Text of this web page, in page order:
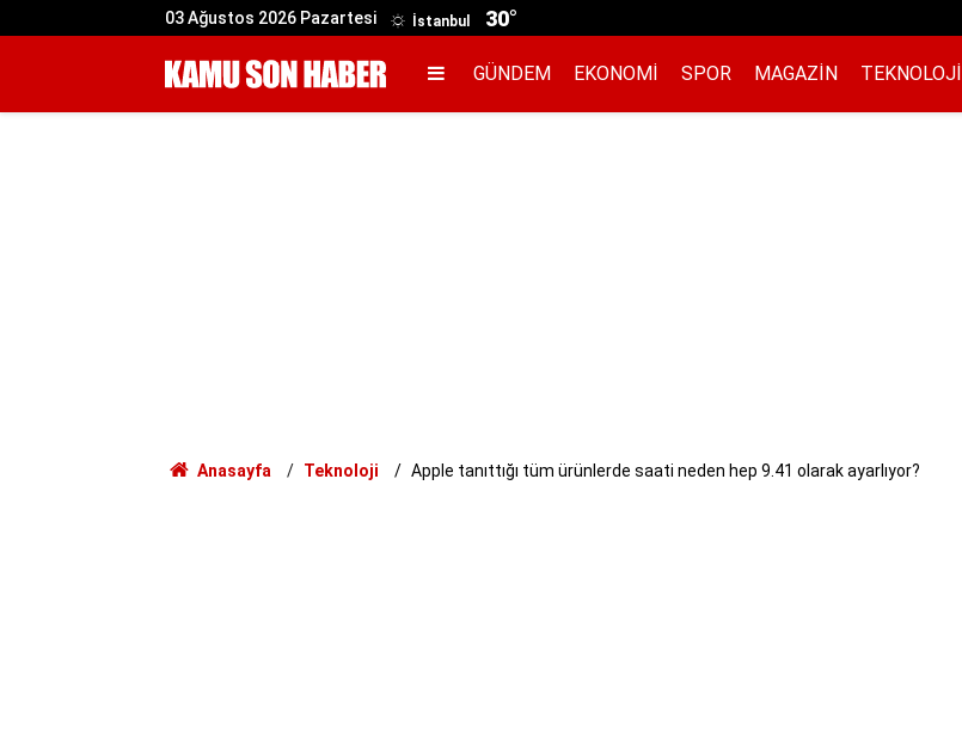
03 Ağustos 2026 Pazartesi İstanbul 30°
GÜNDEM EKONOMI SPOR MAGAZIN TEKNOLOJI
Anasayfa Teknoloji Apple tanıttığı tüm ürünlerde saati neden hep 9.41 olarak ayarlıyor?